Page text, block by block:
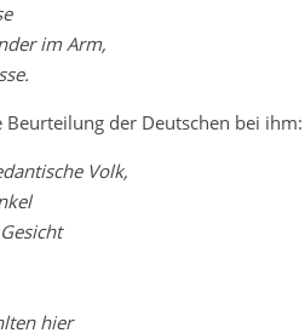
im Arm,
der Deutschen bei ihm:
Volk,
hier